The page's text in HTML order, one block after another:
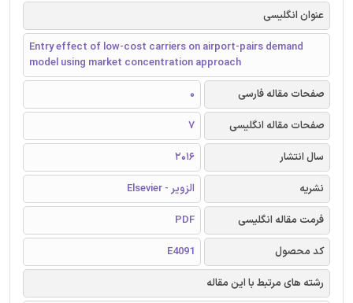
عنوان انگلیسی
Entry effect of low-cost carriers on airport-pairs demand
model using market concentration approach
صفحات مقاله فارسی
0
صفحات مقاله انگلیسی
7
سال انتشار
2016
نشریه
الزویر - Elsevier
فرمت مقاله انگلیسی
PDF
کد محصول
E4091
رشته های مرتبط با این مقاله